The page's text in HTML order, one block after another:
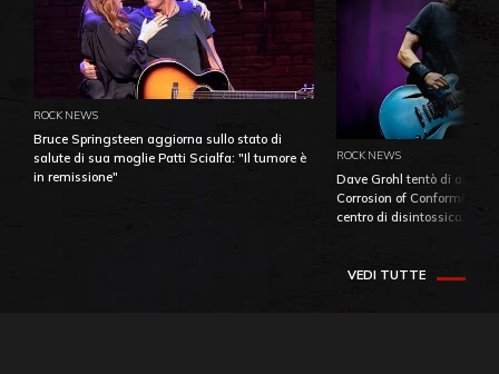
ROCK NEWS
Bruce Springsteen aggiorna sullo stato di
salute di sua moglie Patti Scialfa: "Il tumore è
in remissione"
ROCK NEWS
Dave Grohl tentò di
Corrosion of Conformity
centro di
VEDI TUTTE